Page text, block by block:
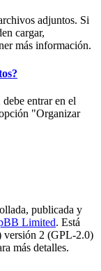
adjuntos. Si
cargar,
más información.
entrar en el
"Organizar
publicada y
Limited. Está
versión 2 (GPL-2.0)
más detalles.